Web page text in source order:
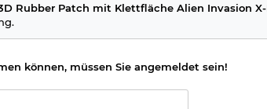
Rubber Patch mit Klettfläche Alien Invasion
können, müssen Sie angemeldet sein!